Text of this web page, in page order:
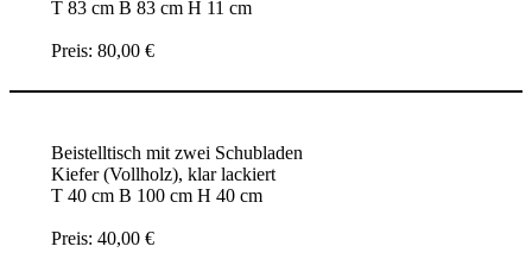
T 83 cm B 83 cm H 11 cm
Preis: 80,00 €
Beistelltisch mit zwei Schubladen
Kiefer (Vollholz), klar lackiert
T 40 cm B 100 cm H 40 cm
Preis: 40,00 €